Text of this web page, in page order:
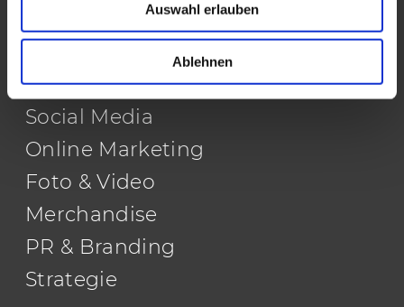
Auswahl erlauben
Ablehnen
Print & Außenwerbung
Social Media
Online Marketing
Foto & Video
Merchandise
PR & Branding
Strategie